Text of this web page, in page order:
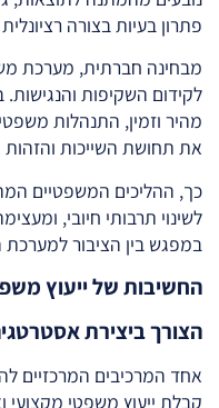
פתרון בעיות בצורה
מבחינה חברתית, מערכת
לקידום השקיפות
מהיר וזמין, התנהלות
את תחושת השייכות
כך, ההליכים המשפטיים
לשינוי תרבותי חיובי,
במפגש בין הציבור
החשיבות של ייעוץ
הצורך ביצירת
אחד המרכיבים המרכזיים
קבלת ייעוץ משפטי מקצועי